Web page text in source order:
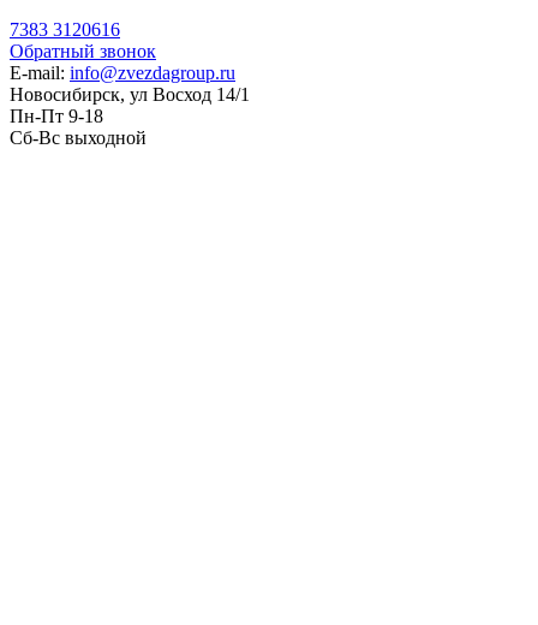
7383 3120616
Обратный звонок
E-mail: info@zvezdagroup.ru
Новосибирск, ул Восход 14/1
Пн-Пт 9-18
Сб-Вс выходной